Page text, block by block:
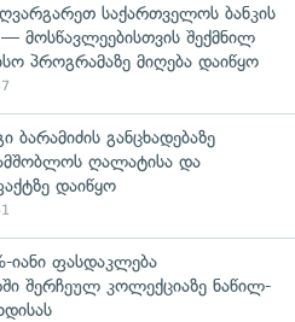
საქართველოს ბანკის
მოსწავლეებისთვის შექმნილ
პროგრამაზე მიღება დაიწყო
ბარამიძის განცხადებაზე
ღალატისა და
დაიწყო
იანი ფასდაკლება
შერჩეულ კოლექციაზე ნაწილ-